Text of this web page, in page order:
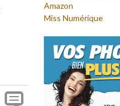
Amazon
Miss Numérique